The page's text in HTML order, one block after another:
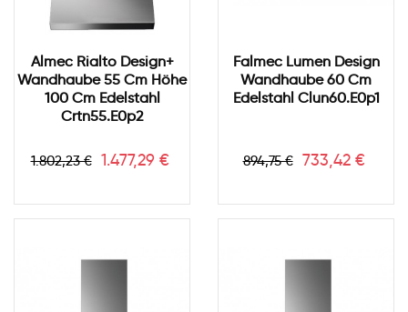
Almec Rialto Design+
Wandhaube 55 Cm Höhe
100 Cm Edelstahl
Crtn55.e0p2
Verkaufspreis
1.802,23 € Preis
1.477,29 €
Falmec Lumen Design
Wandhaube 60 Cm
Edelstahl Clun60.e0p1
Verkaufspreis
894,75 € Preis
733,42 €